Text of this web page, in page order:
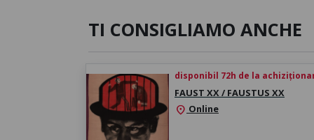
TI CONSIGLIAMO ANCHE
disponibil 72h de la
FAUST XX / FAUSTUS XX
location_on Online